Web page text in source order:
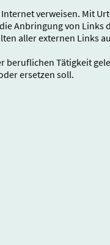
verweisen. Mit
Anbringung von Links
aller externen Links
beruflichen Tätigkeit
ersetzen soll.